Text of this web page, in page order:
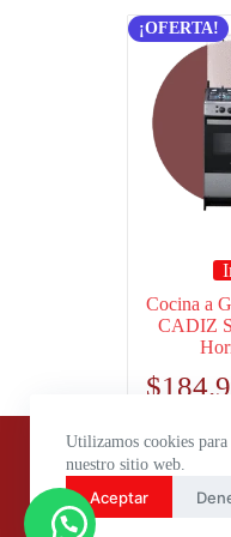
Utilizamos cookies
nuestro sitio web.
Aceptar
¡OFERTA!
Cocina a
CADIZ
$
Horario de
Lunes a
Sábados: 9:00